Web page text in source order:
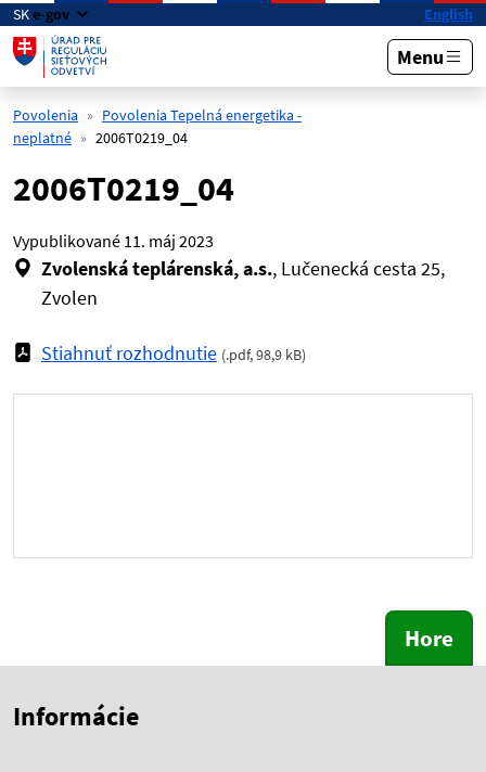
Preskočiť na hlavný obsah
SKe-gov English
Menu
Povolenia
Povolenia Tepelná energetika -
neplatné
2006T0219_04
2006T0219_04
Vypublikované 11. máj 2023
Zvolenská teplárenská, a.s., Lučenecká cesta 25,
Zvolen
Stiahnuť rozhodnutie (.pdf,98,9 kB)
Hore
Informácie